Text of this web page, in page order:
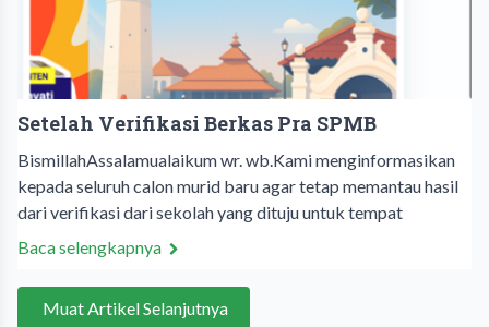
Setelah Verifikasi Berkas Pra SPMB
BismillahAssalamualaikum wr. wb.Kami menginformasikan
kepada seluruh calon murid baru agar tetap memantau hasil
dari verifikasi dari sekolah yang dituju untuk tempat
Baca selengkapnya
Muat Artikel Selanjutnya